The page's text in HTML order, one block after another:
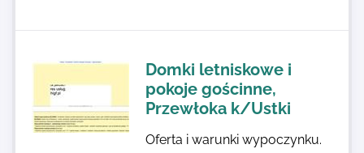
Domki letniskowe i
pokoje gościnne,
Przewłoka k/Ustki
Oferta i warunki wypoczynku.